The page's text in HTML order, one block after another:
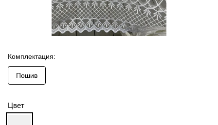
Комплектация:
Пошив
Цвет